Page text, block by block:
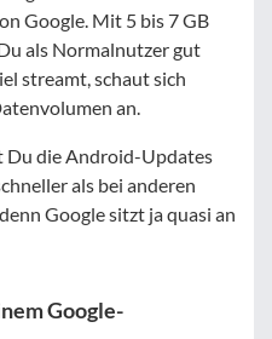
Google. Mit 5 bis 7 GB
als Normalnutzer gut
streamt, schaut sich
an.
Du die Android-Updates
als bei anderen
Google sitzt ja quasi an
Google-